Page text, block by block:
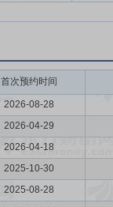
首次预约时间
2026-08-28
2026-04-29
2026-04-18
2025-10-30
2025-08-28